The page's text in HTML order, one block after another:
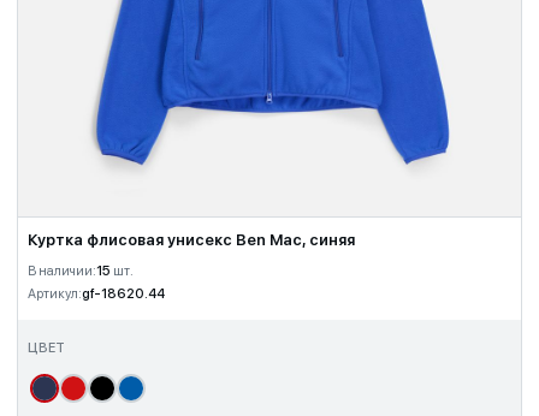
Куртка флисовая унисекс Ben Mac, синяя
В наличии:15 шт.
Артикул:gf-18620.44
ЦВЕТ